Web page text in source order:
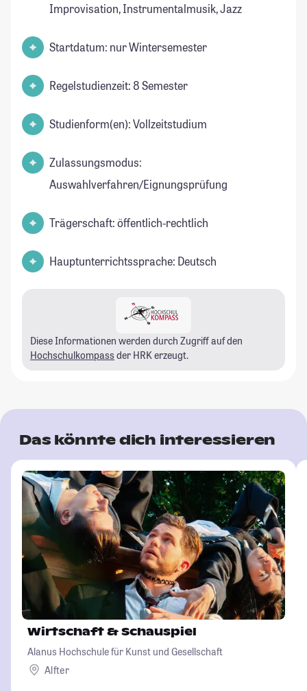
Improvisation, Instrumentalmusik, Jazz
Startdatum: nur Wintersemester
Regelstudienzeit: 8 Semester
Studienform(en): Vollzeitstudium
Zulassungsmodus:
Auswahlverfahren/Eignungsprüfung
Trägerschaft: öffentlich-rechtlich
Hauptunterrichtssprache: Deutsch
Diese Informationen werden durch Zugriff auf den
Hochschulkompass der HRK erzeugt.
Das könnte dich interessieren
Wirtschaft & Schauspiel
Alanus Hochschule für Kunst und Gesellschaft
Alfter